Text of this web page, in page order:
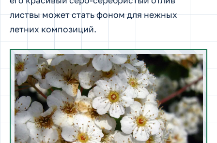
листвы может стать фоном для нежных
летних композиций.